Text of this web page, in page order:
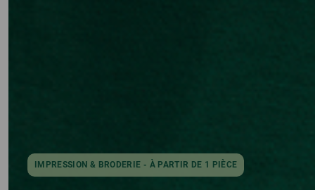
IMPRESSION & BRODERIE - À PARTIR DE 1 PIÈCE